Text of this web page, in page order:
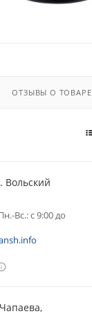
ОТЗЫВЫ О ТОВАРЕ
Вольский
Вс.: с 9:00 до